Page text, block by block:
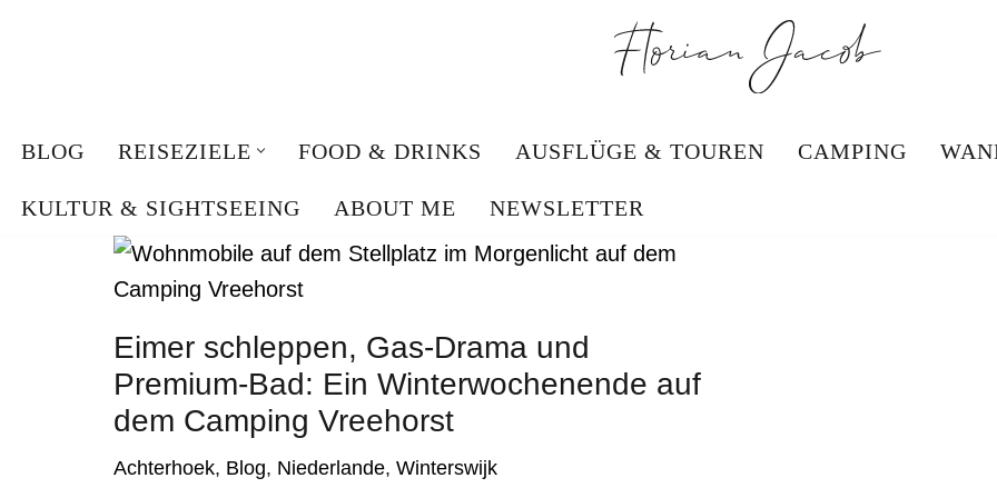
BLOG REISEZIELE
DEUTSCHLAND
NIEDERLANDE
SPANIEN
MALLORCA
FOOD & DRINKS AUSFLÜGE & TOUREN CAMPING
KULTUR & SIGHTSEEING ABOUT ME NEWSLETTER
Eimer schleppen, Gas-Drama und
Premium-Bad: Ein Winterwochenende auf
dem Camping Vreehorst
Achterhoek, Blog, Niederlande, Winterswijk